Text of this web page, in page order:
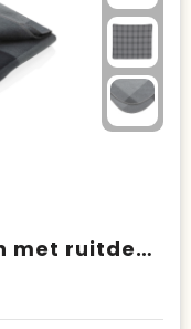
Superzacht fleecedeken met ruitdessin